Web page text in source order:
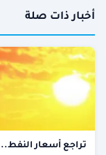
أخبار ذات صلة
تراجع أسعار النفط.. وبرنت